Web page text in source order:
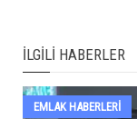
İLGILI HABERLER
EMLAK HABERLERI